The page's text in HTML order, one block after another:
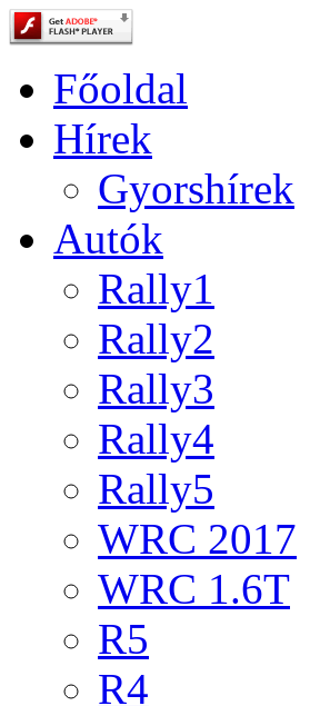
Főoldal
Hírek
Gyorshírek
Autók
Rally1
Rally2
Rally3
Rally4
Rally5
WRC 2017
WRC 1.6T
R5
R4